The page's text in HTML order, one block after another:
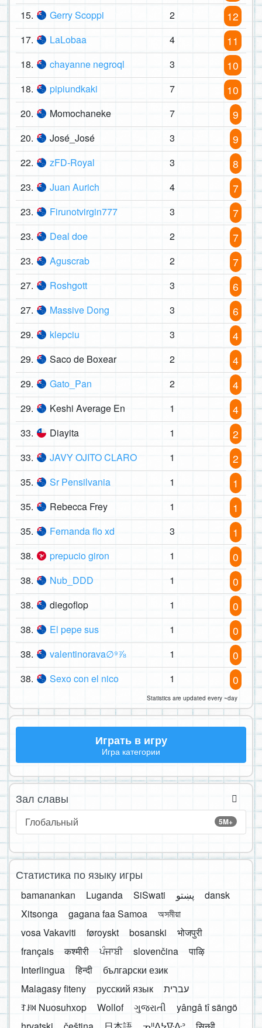
15. Gerry Scoppi 2 12
17. LaLobaa 4 11
18. chayanne negroql 3 10
18. pipiundkaki 7 10
20. Momochaneke 7 9
20. José_José 3 9
22. zFD-Royal 3 8
23. Juan Aurich 4 7
23. Firunotvirgin777 3 7
23. Deal doe 2 7
23. Aguscrab 2 7
27. Roshgott 3 6
27. Massive Dong 3 6
29. klepciu 3 4
29. Saco de Boxear 2 4
29. Gato_Pan 2 4
29. Keshi Average En 1 4
33. Diayita 1 2
33. JAVY OJITO CLARO 1 2
35. Sr Pensilvania 1 1
35. Rebecca Frey 1 1
35. Fernanda flo xd 3 1
38. prepucio giron 1 0
38. Nub_DDD 1 0
38. diegoflop 1 0
38. El pepe sus 1 0
38. valentinorava∅⁹⅞ 1 0
38. Sexo con el nico 1 0
Statistics are updated every ~day
Играть в игру
Игра категории
Зал славы
5M+
Глобальный
Статистика по языку игры
bamanankan Luganda SiSwati پښتو
dansk
Xitsonga
gagana faa Samoa
অসমীয়া
vosa Vakaviti
føroyskt bosanski
भोजपुरी
français
कश्मीरी ਪੰਜਾਬੀ slovenčina
पाऴि
Interlingua
हिन्दी
български език
Malagasy fiteny
русский язык
עברית
ꆈꌠ꒿ Nuosuhxop
Wollof ગુજરાતી
yângâ tî sängö